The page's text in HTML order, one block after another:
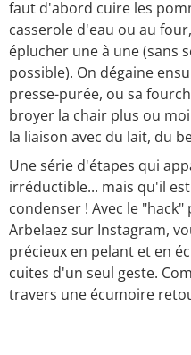
faut d'abord cuire les
casserole d'eau ou au
éplucher une à une (sans
possible). On dégaine
presse-purée, ou sa
broyer la chair plus ou
la liaison avec du lait, du
Une série d'étapes qui
irréductible... mais qu'il
condenser ! Avec le
Arbelaez sur Instagram,
précieux en pelant et en
cuites d'un seul geste.
travers une écumoire